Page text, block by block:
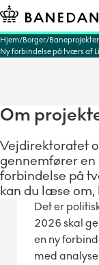
Hjem Borger Baneprojekter
Ny forbindelse på tværs af
Om
Vejdirektoratet
gennemfører en
forbindelse på
kan du læse
Det er
2026 skal
en ny
med